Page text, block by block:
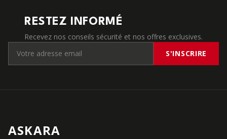
RESTEZ INFORMÉ
Recevez nos conseils sécurité et nos offres exclusives.
S'INSCRIRE
ASKARA